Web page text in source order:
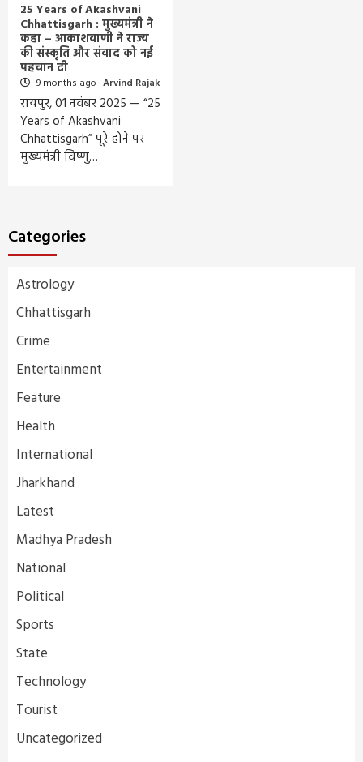
25 Years of Akashvani
Chhattisgarh : मुख्यमंत्री ने
कहा – आकाशवाणी ने राज्य
की संस्कृति और संवाद को नई
पहचान दी
9 months ago Arvind Rajak
रायपुर, 01 नवंबर 2025 — “25
Years of Akashvani
Chhattisgarh” पूरे होने पर
मुख्यमंत्री विष्णु…
Categories
Astrology
Chhattisgarh
Crime
Entertainment
Feature
Health
International
Jharkhand
Latest
Madhya Pradesh
National
Political
Sports
State
Technology
Tourist
Uncategorized